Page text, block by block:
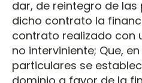
dar, de reintegro de las
dicho contrato la
contrato realizado con
no interviniente; Que,
particulares se